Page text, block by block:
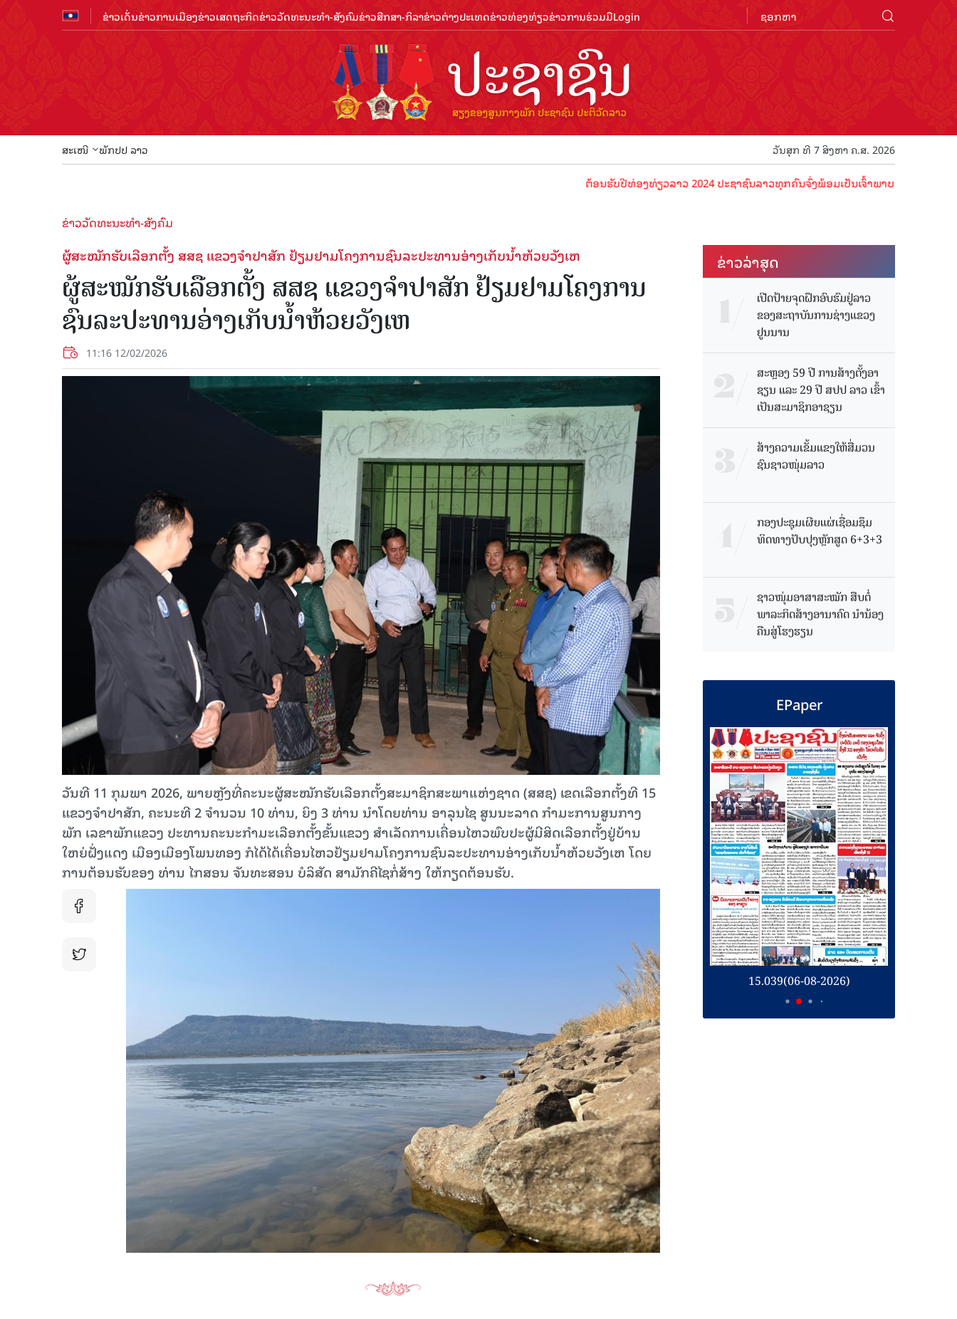
ຂ່າວເດັ່ນຂ່າວການເມືອງຂ່າວເສດຖະກິດຂ່າວວັດທະນະທຳ-ສັງຄົມຂ່າວສືກສາ-ກິລາຂ່າວຕ່າງປະເທດຂ່າວທ່ອງທ່ຽວຂ່າວການຮ່ວມມືLogin
ສະເໜີ ພັກປປ ລາວ ວັນສຸກ ທີ 7 ສິງຫາ ຄ.ສ. 2026
ຕ້ອນຮັບປີທ່ອງທ່ຽວລາວ 2024 ປະຊາຊົນລາວທຸກຄົນຈົ່ງພ້ອມເປັນເຈົ້າພາບທີ່ດີ ຕ້ອນຮັບນັກທ່ອງທ່
ຂ່າວວັດທະນະທຳ-ສັງຄົມ
ຜູ້ສະໝັກຮັບເລືອກຕັ້ງ ສສຊ ແຂວງຈຳປາສັກ​ ຢ້ຽມຢາມ​ໂຄງການຊົນລະປະທານອ່າງເກັບນ້ຳຫ້ວຍວັງເຫ
ຜູ້ສະໝັກຮັບເລືອກຕັ້ງ ສສຊ ແຂວງຈຳປາສັກ​ ຢ້ຽມຢາມ​ໂຄງການ
ຊົນລະປະທານອ່າງເກັບນ້ຳຫ້ວຍວັງເຫ
11:16 12/02/2026
ວັນທີ 11​ ກຸມພາ 2026, ພາຍຫຼັງທີ່ຄະນະຜູ້ສະໝັກຮັບເລືອກ​ຕັ້ງສະມາຊິກສະພາແຫ່ງຊາດ (ສສຊ)​ ເຂດເລືອກຕັ້ງທີ 15
ແຂວງຈຳປາສັກ, ຄະນະທີ 2 ຈໍານວນ​ 10 ທ່ານ,​ ຍິງ​ 3 ທ່ານ​ ນໍາໂດຍທ່ານ ອາລຸນໄຊ ສູນນະລາດ ກຳມະການສູນກາງ
ພັກ ເລຂາພັກແຂວງ​ ປະທານ​ຄະນະ​ກໍາມະ​ເລືອກຕັ້ງຂັ້ນແຂວງ ສໍາເລັດການເຄື່ອນໄຫວພົບປະຜູ້ມີສິດເລືອກຕັ້ງຢູ່ບ້ານ
ໃຫຍ່ຝັ່ງແດງ ເມືອງ​ເມືອງໂພນທອງ ກໍໄດ້ໄດ້ເຄື່ອນໄຫວຢ້ຽມຢາມໂຄງການຊົນລະປະທານອ່າງເກັບນ້ຳຫ້ວຍວັງເຫ​ ໂດຍ
ການຕ້ອນຮັບຂອງ ທ່ານ​ ໄກສອນ ຈັນທະສອນ​ ບໍລິສັດ ສາມັກຄີໄຊກໍ່ສ້າງ​ ໃຫ້ກຽດຕ້ອນຮັບ.​
ຂ່າວ​ລ່າ​ສຸດ
ເປີດປ້າຍຈຸດຝຶກອົບຮົມຢູ່ລາວ
ຂອງສະຖາບັນການຊ່າງແຂວງ
ຢູນນານ
ສະຫຼອງ 59 ປີ ການສ້າງຕັ້ງອາ
ຊຽນ ແລະ 29 ປີ ສປປ ລາວ ເຂົ້າ
ເປັນສະມາຊິກອາຊຽນ
ສ້າງຄວາມເຂັ້ມແຂງໃຫ້ສື່ມວນ
ຊົນຊາວໜຸ່ມລາວ
ກອງປະຊຸມເຜີຍແຜ່ເຊື່ອມຊຶມ
ທິດທາງປັບປຸງຫຼັກສູດ 6+3+3
ຊາວໜຸ່ມອາສາສະໝັກ ສືບຕໍ່
ພາລະກິດສ້າງອານາຄົດ ນໍານ້ອງ
ຄືນສູ່ໂຮງຮຽນ
EPaper
15.039(06-08-2026) 15.038(05-08-2026)